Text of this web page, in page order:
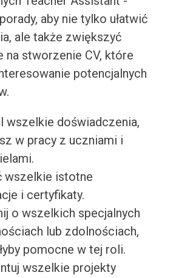
aby nie tylko ułatwić
ale także zwiększyć
na stworzenie CV, które
potencjalnych
wszelkie doświadczenia,
w pracy z uczniami i
wszelkie istotne
i certyfikaty.
o wszelkich specjalnych
lub zdolnościach,
pomocne w tej roli.
wszelkie projekty